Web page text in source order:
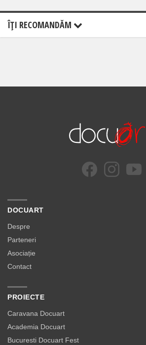
ÎŢI RECOMANDĂM
DOCUART
Despre
Parteneri
Asociație
Contact
PROIECTE
Caravana Docuart
Academia Docuart
Bucuresti Docuart Fest